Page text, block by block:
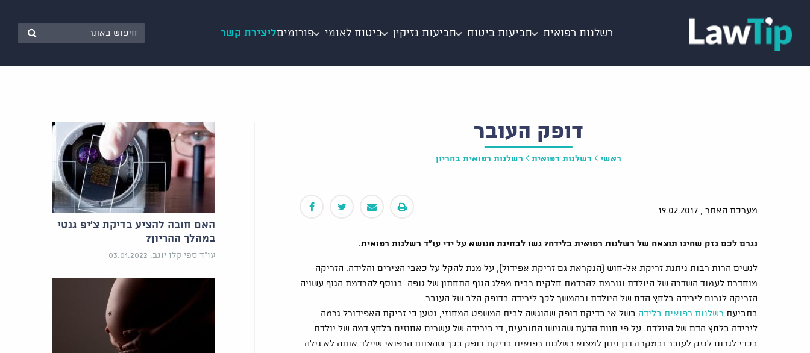
רשלנות רפואית תביעות ביטוח תביעות נזיקין ביטוח לאומי פורומיםליצירת קשר
דופק העובר
ראשי רשלנות רפואית רשלנות רפואית בהריון
מערכת האתר , 19.02.2017
נגרם לכם נזק שהינו תוצאה של רשלנות רפואית בלידה? גשו לבחינת הנושא על ידי עו"ד רשלנות רפואית.
לנשים הרות רבות ניתנת זריקת אל-חוש (הנקראת גם זריקת אפידול), על מנת להקל על כאבי הצירים והלידה. הזריקה
מוחדרת לעמוד השדרה של היולדת וגורמת להרדמת חלקים רבים מפלג הגוף התחתון של גופה. בנוסף להרדמת הגוף עשויה
הזריקה לגרום לירידה בלחץ הדם של היולדת ובהמשך לכך לירידה בדופק הלב של העובר.
בתביעת רשלנות רפואית בלידה בשל אי בדיקת דופק שהוגשה לבית המשפט המחוזי, נטען כי זריקת האפידורל גרמה
לירידה בלחץ הדם של היולדת. על פי חוות הדעת שהגישו התובעים, די בירידה של עשרים אחוזים בלחץ דמה של יולדת
בכדי לגרום לנזק לעובר ובמקרה דנן ניתן למצוא רשלנות רפואית בדיקת דופק בכך שהצוות הרפואי שיילד אותה לא גילה
האם חובה להציע בדיקת צ'יפ גנטי
במהלך ההריון?
עו"ד ספי קלו יוגב, 03.01.2022